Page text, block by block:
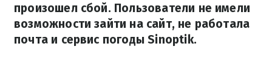
произошел сбой. Пользователи не имели
возможности зайти на сайт, не работала
почта и сервис погоды Sinoptik.